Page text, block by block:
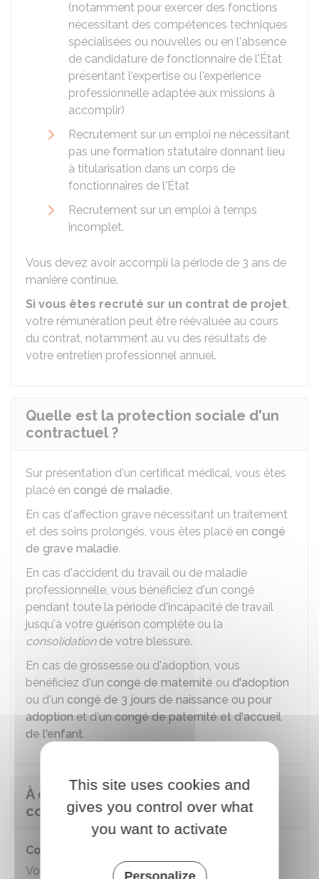
(notamment pour exercer des fonctions
nécessitant des compétences techniques
spécialisées ou nouvelles ou en l'absence
de candidature de fonctionnaire de l'État
présentant l'expertise ou l'expérience
professionnelle adaptée aux missions à
accomplir)
Recrutement sur un emploi ne nécessitant
pas une formation statutaire donnant lieu
à titularisation dans un corps de
fonctionnaires de l'État
Recrutement sur un emploi à temps
incomplet.
Vous devez avoir accompli la période de 3 ans de
manière continue.
Si vous êtes recruté sur un contrat de projet,
votre rémunération peut être réévaluée au cours
du contrat, notamment au vu des résultats de
votre entretien professionnel annuel.
Quelle est la protection sociale d'un
contractuel ?
Sur présentation d'un certificat médical, vous êtes
placé en congé de maladie.
En cas d'affection grave nécessitant un traitement
et des soins prolongés, vous êtes placé en congé
de grave maladie.
En cas d'accident du travail ou de maladie
professionnelle, vous bénéficiez d'un congé
pendant toute la période d'incapacité de travail
jusqu'à votre guérison complète ou la
consolidationde votre blessure.
En cas de grossesse ou d'adoption, vous
bénéficiez d'un congé de maternité ou d'adoption
ou d'un congé de 3 jours de naissance ou pour
adoptionet d'uncongé de paternité et d'accueil
de l'enfant.
À quels congés a droit un
contractuel ?
Congés annuels
Vous avez droit à uncongé annuel
This site uses cookies and
gives you control over what
you want to activate
Personalize